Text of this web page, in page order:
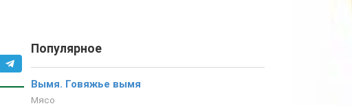
Популярное
Вымя. Говяжье вымя
Мясо